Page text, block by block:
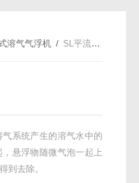
溶气气浮机 / SL平流式溶气气浮机优势
系统产生的溶气水中的
悬浮物随微气泡一起上
到去除。